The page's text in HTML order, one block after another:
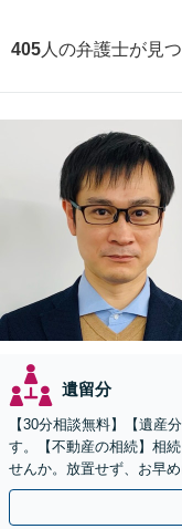
405 人の弁護士が見
遺留分
【30分相談無料】【遺産
す。【不動産の相続】相
せんか。放置せず、お早め